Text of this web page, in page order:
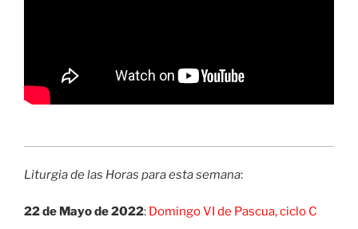
Liturgia de las Horas para esta semana:
22 de Mayo de 2022: Domingo VI de Pascua, ciclo C